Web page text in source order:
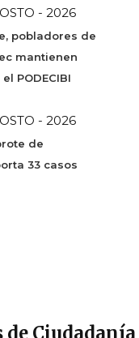
- 2026
pobladores de
mantienen
PODECIBI
- 2026
de
33 casos